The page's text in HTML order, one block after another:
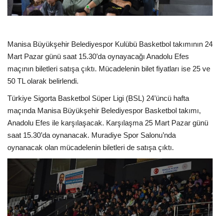
Manisa Büyükşehir Belediyespor Kulübü Basketbol takımının 24
Mart Pazar günü saat 15.30’da oynayacağı Anadolu Efes
maçının biletleri satışa çıktı. Mücadelenin bilet fiyatları ise 25 ve
50 TL olarak belirlendi.
Türkiye Sigorta Basketbol Süper Ligi (BSL) 24’üncü hafta
maçında Manisa Büyükşehir Belediyespor Basketbol takımı,
Anadolu Efes ile karşılaşacak. Karşılaşma 25 Mart Pazar günü
saat 15.30’da oynanacak. Muradiye Spor Salonu’nda
oynanacak olan mücadelenin biletleri de satışa çıktı.